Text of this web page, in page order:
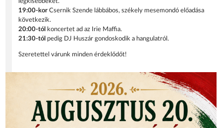
19:00-korCsernik Szende lábbábos, székely mesemondó előadása
következik.
20:00-tól
koncertet ad az Irie Maffia.
21:30-tól pedig DJ Huszár gondoskodik a hangulatról.
Szeretettel várunk minden érdeklődőt!